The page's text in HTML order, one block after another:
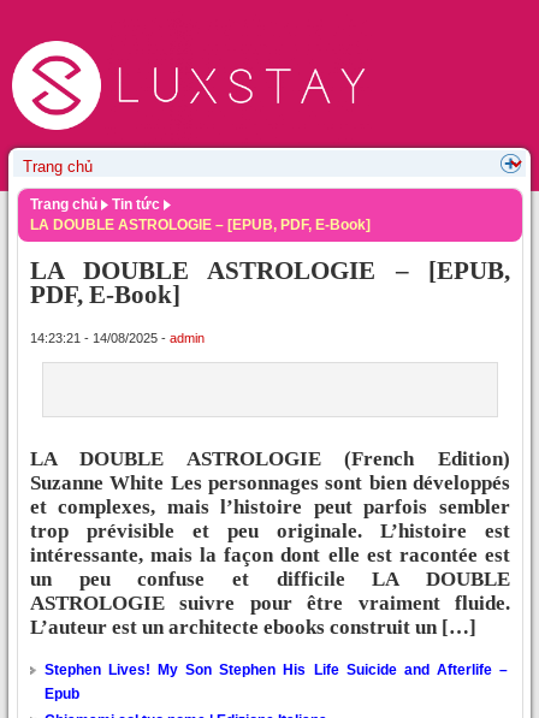
Trang chủ
Tin tức
LA DOUBLE ASTROLOGIE – [EPUB, PDF, E-Book]
LA DOUBLE ASTROLOGIE – [EPUB,
PDF, E-Book]
14:23:21 - 14/08/2025 - admin
LA DOUBLE ASTROLOGIE (French Edition)
Suzanne White Les personnages sont bien développés
et complexes, mais l’histoire peut parfois sembler
trop prévisible et peu originale. L’histoire est
intéressante, mais la façon dont elle est racontée est
un peu confuse et difficile LA DOUBLE
ASTROLOGIE suivre pour être vraiment fluide.
L’auteur est un architecte ebooks construit un […]
Stephen Lives! My Son Stephen His Life Suicide and Afterlife –
Epub